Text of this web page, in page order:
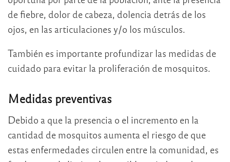
de fiebre, dolor de cabeza, dolencia detrás de los
ojos, en las articulaciones y/o los músculos.
También es importante profundizar las medidas de
cuidado para evitar la proliferación de mosquitos.
Medidas preventivas
Debido a que la presencia o el incremento en la
cantidad de mosquitos aumenta el riesgo de que
estas enfermedades circulen entre la comunidad, es